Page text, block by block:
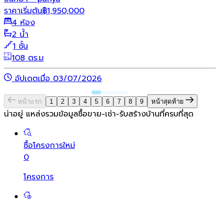
ราคาเริ่มต้น฿1,950,000
4 ห้อง
2 น้ำ
1 ชั้น
108 ตร.ม
อัปเดตเมื่อ 03/07/2026
หน้าแรก 1 2 3 4 5 6 7 8 9 หน้าสุดท้าย
น่าอยู่ แหล่งรวมข้อมูลซื้อขาย-เช่า-รับสร้างบ้านที่ครบที่สุด
ซื้อโครงการใหม่
0
โครงการ